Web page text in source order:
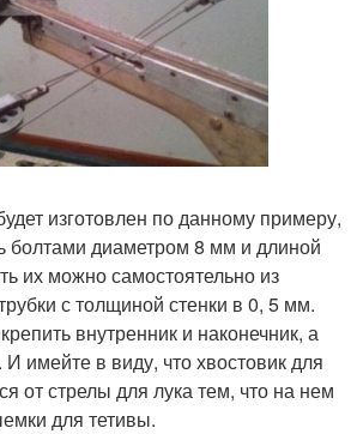
изготовлен по данному примеру,
болтами диаметром 8 мм и длиной
их можно самостоятельно из
с толщиной стенки в 0, 5 мм.
внутренник и наконечник, а
имейте в виду, что хвостовик для
от стрелы для лука тем, что на нем
для тетивы.